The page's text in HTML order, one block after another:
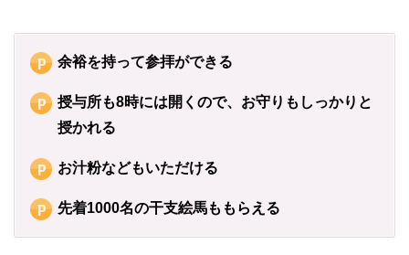
余裕を持って参拝ができる
授与所も8時には開くので、お守りもしっかりと
授かれる
お汁粉などもいただける
先着1000名の干支絵馬ももらえる